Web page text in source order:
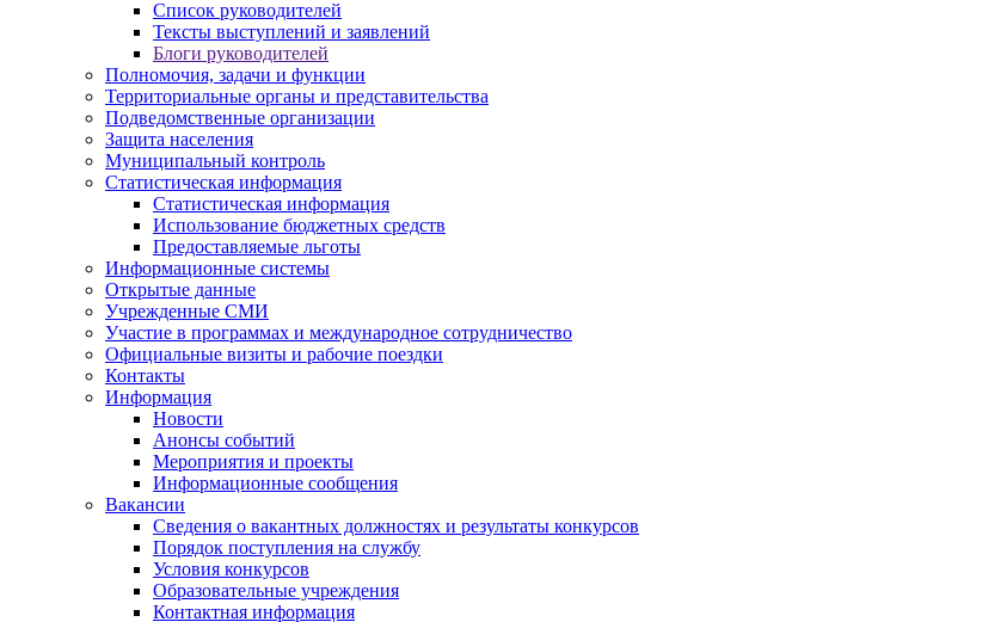
Список руководителей
Тексты выступлений и заявлений
Блоги руководителей
Полномочия, задачи и функции
Территориальные органы и представительства
Подведомственные организации
Защита населения
Муниципальный контроль
Статистическая информация
Статистическая информация
Использование бюджетных средств
Предоставляемые льготы
Информационные системы
Открытые данные
Учрежденные СМИ
Участие в программах и международное сотрудничество
Официальные визиты и рабочие поездки
Контакты
Информация
Новости
Анонсы событий
Мероприятия и проекты
Информационные сообщения
Вакансии
Сведения о вакантных должностях и результаты конкурсов
Порядок поступления на службу
Условия конкурсов
Образовательные учреждения
Контактная информация